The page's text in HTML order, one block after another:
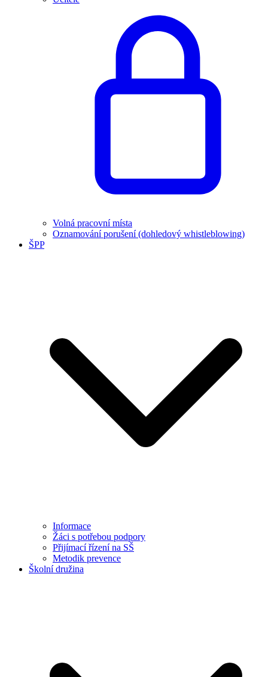
Volná pracovní místa
Oznamování porušení (dohledový whistleblowing)
ŠPP
Informace
Žáci s potřebou podpory
Přijímací řízení na SŠ
Metodik prevence
Školní družina